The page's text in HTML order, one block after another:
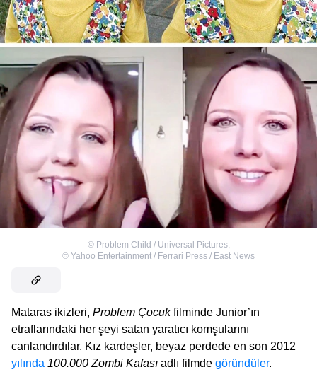
© Problem Child / Universal Pictures,
© Yahoo Entertainment / Ferrari Press / East News
Mataras ikizleri, Problem Çocukfilminde Junior’ın
etraflarındaki her şeyi satan yaratıcı komşularını
canlandırdılar. Kız kardeşler, beyaz perdede en son 2012
yılında 100.000 Zombi Kafası adlı filmde göründüler.